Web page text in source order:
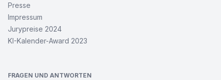
Presse
Impressum
Jurypreise 2024
KI-Kalender-Award 2023
FRAGEN UND ANTWORTEN